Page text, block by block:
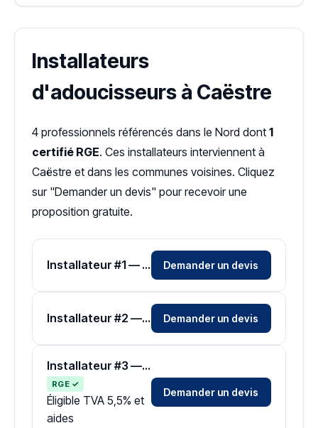
Installateurs
d'adoucisseurs à Caëstre
4 professionnels référencés dans le Nord dont 1
certifié RGE. Ces installateurs interviennent à
Caëstre et dans les communes voisines. Cliquez
sur "Demander un devis" pour recevoir une
proposition gratuite.
Installateur #1 — Zone Nord Demander un devis
Installateur #2 — Zone Nord Demander un devis
Installateur #3 — Zone Nord
RGE ✓
Éligible TVA 5,5% et
aides
Demander un devis